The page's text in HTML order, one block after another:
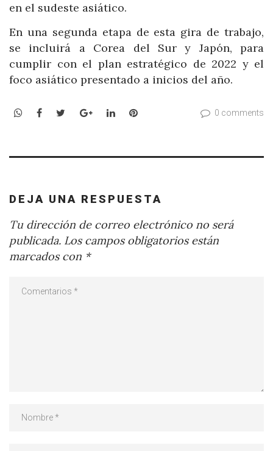
en el sudeste asiático.
En una segunda etapa de esta gira de trabajo,
se incluirá a Corea del Sur y Japón, para
cumplir con el plan estratégico de 2022 y el
foco asiático presentado a inicios del año.
WhatsApp
Facebook
TwitterGoogle+LinkedInPinterest 0 comments
DEJA UNA RESPUESTA
Tu dirección de correo electrónico no será
publicada. Los campos obligatorios están
marcados con *